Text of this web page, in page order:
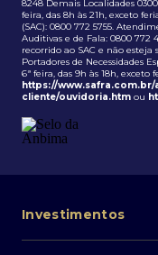
8248 Demais Localidades
feira, das 8h às 21h, exceto
(SAC): 0800 772 5755.
Auditivas e de Fala: 0800 772
recorrido ao SAC e não esteja
Portadores de Necessidades
6ª feira, das 9h às 18h, exceto
https://
cliente/ouvidoria.htm ou
Investimentos